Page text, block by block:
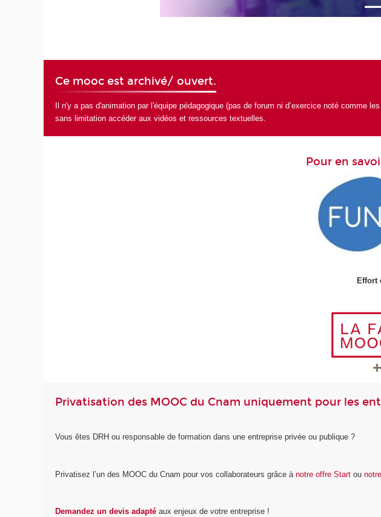
Ce mooc est archivé/ ouvert.
Il n'y a pas d'animation par l'équipe pédagogique (pas de forum ni d’exercice noté
sans limitation accéder aux vidéos et ressources textuelles.
Pour en
Effort
Privatisation des MOOC du Cnam uniquement pour les
Vous êtes DRH ou responsable de formation dans une entreprise privée ou publique ?
Privatisez l’un des MOOC du Cnam pour vos collaborateurs grâce ànotre offre Start ou
Demandez un devis adapté aux enjeux de votre entreprise !